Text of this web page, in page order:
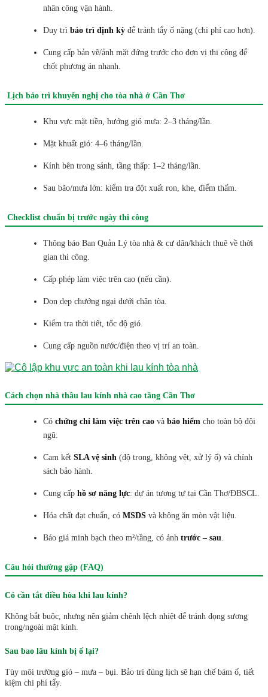
nhân công vận hành.
Duy trì bảo trì định kỳ để tránh tẩy ố nặng (chi phí cao hơn).
Cung cấp bản vẽ/ảnh mặt đứng trước cho đơn vị thi công để
chốt phương án nhanh.
Lịch bảo trì khuyến nghị cho tòa nhà ở Cần Thơ
Khu vực mặt tiền, hướng gió mưa: 2–3 tháng/lần.
Mặt khuất gió: 4–6 tháng/lần.
Kính bên trong sảnh, tầng thấp: 1–2 tháng/lần.
Sau bão/mưa lớn: kiểm tra đột xuất ron, khe, điểm thấm.
Checklist chuẩn bị trước ngày thi công
Thông báo Ban Quản Lý tòa nhà & cư dân/khách thuê về thời
gian thi công.
Cấp phép làm việc trên cao (nếu cần).
Dọn dẹp chướng ngại dưới chân tòa.
Kiểm tra thời tiết, tốc độ gió.
Cung cấp nguồn nước/điện theo vị trí an toàn.
Cách chọn nhà thầu lau kính nhà cao tầng Cần Thơ
Có chứng chỉ làm việc trên cao và bảo hiểm cho toàn bộ đội
ngũ.
Cam kết SLA vệ sinh (độ trong, không vệt, xử lý ố) và chính
sách bảo hành.
Cung cấp hồ sơ năng lực: dự án tương tự tại Cần Thơ/ĐBSCL.
Hóa chất đạt chuẩn, có MSDS và không ăn mòn vật liệu.
Báo giá minh bạch theo m²/tầng, có ảnh trước – sau.
Câu hỏi thường gặp (FAQ)
Có cần tắt điều hòa khi lau kính?
Không bắt buộc, nhưng nên giảm chênh lệch nhiệt để tránh đọng sương
trong/ngoài mặt kính.
Sau bao lâu kính bị ố lại?
Tùy môi trường gió – mưa – bụi. Bảo trì đúng lịch sẽ hạn chế bám ố, tiết
kiệm chi phí tẩy.